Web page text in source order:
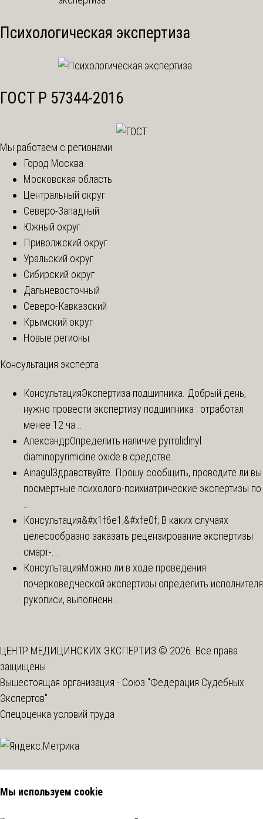
Психологическая экспертиза
ГОСТ Р 57344-2016
Мы работаем с регионами
Город Москва
Московская область
Центральный округ
Северо-Западный
Южный округ
Приволжский округ
Уральский округ
Сибирский округ
Дальневосточный
Северо-Кавказский
Крымский округ
Новые регионы
Консультация эксперта
КонсультацияЭкспертиза подшипника. Добрый день,
нужно провести экспертизу подшипника : отработал
менее 12 ча...
АлександрОпределить наличие pyrrolidinyl
diaminopyrimidine oxide в средстве.
Ainagul Здравствуйте. Прошу сообщить, проводите ли вы
посмертные психолого-психиатрические экспертизы по
Консультация&#x1f6e1;&#xfe0f; В каких случаях
целесообразно заказать рецензирование экспертизы
смарт-...
КонсультацияМожно ли в ходе проведения
почерковедческой экспертизы определить исполнителя
рукописи, выполненн...
ЦЕНТР МЕДИЦИНСКИХ ЭКСПЕРТИЗ © 2026. Все права
защищены
Вышестоящая организация - Союз "Федерация Судебных
Экспертов"
Спецоценка условий труда
Мы используем cookie